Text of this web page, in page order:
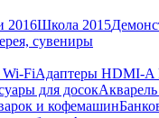
2016Школа 2015
сувениры
FiАдаптеры HDMI-A
для досок
и кофемашин